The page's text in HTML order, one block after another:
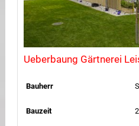
Ueberbaung Gärtnerei
Bauherr
Bauzeit